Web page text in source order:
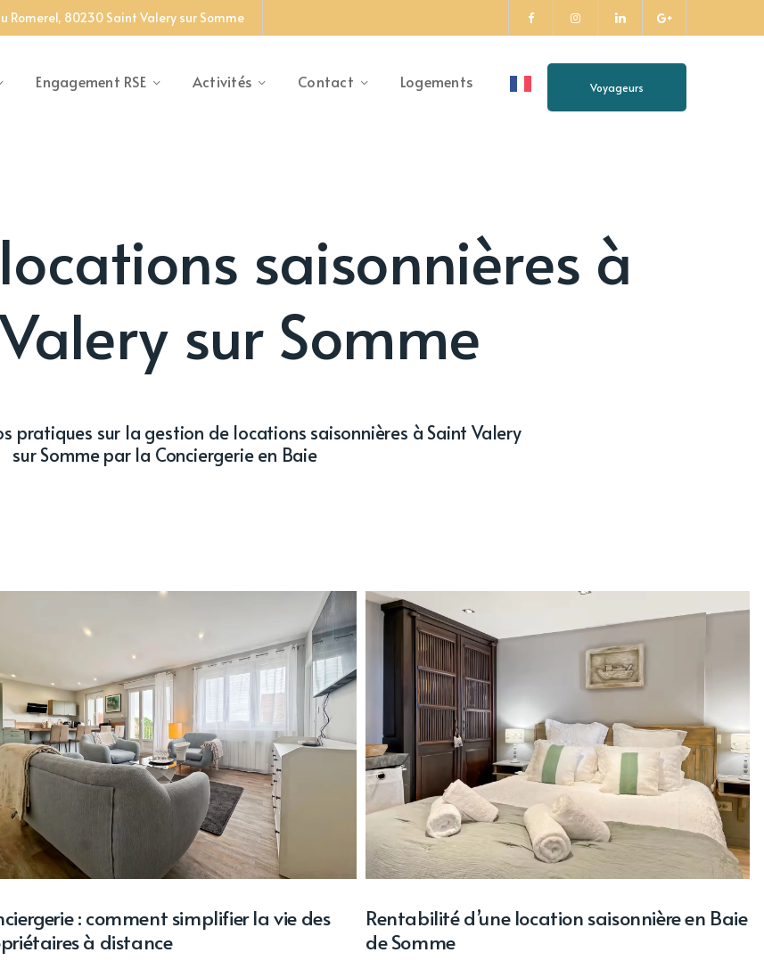
Romerel, 80230 Saint Valery sur Somme FacebookInstagramLinkedIngoogle-
Voyageurs
Engagement RSE Activités Contact Logements
saisonnières à
sur Somme
pratiques sur la gestion de locations saisonnières à Saint Valery
sur Somme par la Conciergerie en Baie
: comment simplifier la vie des
à distance
Rentabilité d’une location saisonnière en Baie
de Somme